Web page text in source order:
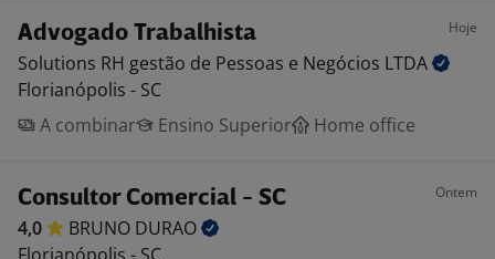
Advogado Trabalhista Hoje
Solutions RH gestão de Pessoas e Negócios LTDA
Florianópolis - SC
A combinar
Ensino Superior Home office
Consultor Comercial - SC Ontem
4,0 BRUNO DURAO